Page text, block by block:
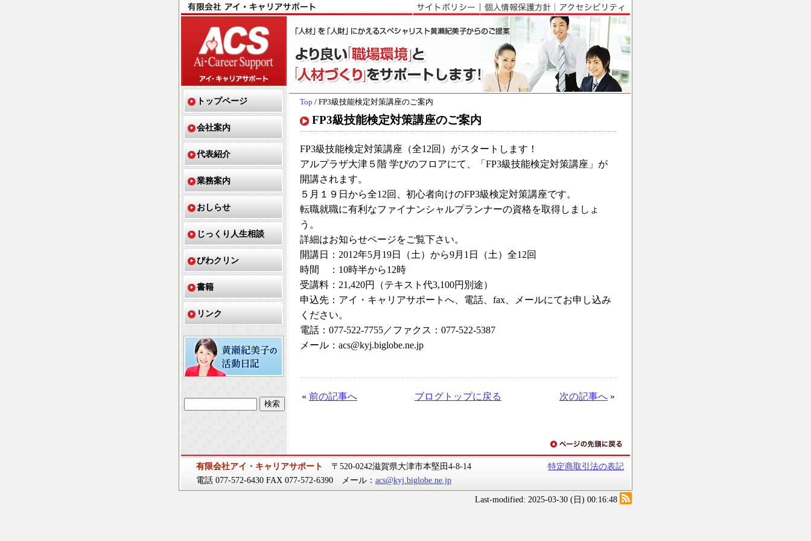
Top / FP3級技能検定対策講座のご案内
FP3級技能検定対策講座のご案内
FP3級技能検定対策講座（全12回）がスタートします！
アルプラザ大津５階 学びのフロアにて、「FP3級技能検定対策講座」が
開講されます。
５月１９日から全12回、初心者向けのFP3級検定対策講座です。
転職就職に有利なファイナンシャルプランナーの資格を取得しましょ
う。
詳細はお知らせページをご覧下さい。
開講日：2012年5月19日（土）から9月1日（土）全12回
時間 ：10時半から12時
受講料：21,420円（テキスト代3,100円別途）
申込先：アイ・キャリアサポートへ、電話、fax、メールにてお申し込み
ください。
電話：077-522-7755／ファクス：077-522-5387
メール：acs@kyj.biglobe.ne.jp
« 前の記事へ ブログトップに戻る 次の記事へ »
トップページ
会社案内
代表紹介
業務案内
おしらせ
じっくり人生相談
びわクリン
書籍
リンク
特定商取引法の表記
有限会社アイ・キャリアサポート
〒520-0242滋賀県大津市本堅田4-8-14
電話 077-572-6430 FAX 077-572-6390 メール： acs@kyj.biglobe.ne.jp
Last-modified: 2025-03-30 (日) 00:16:48